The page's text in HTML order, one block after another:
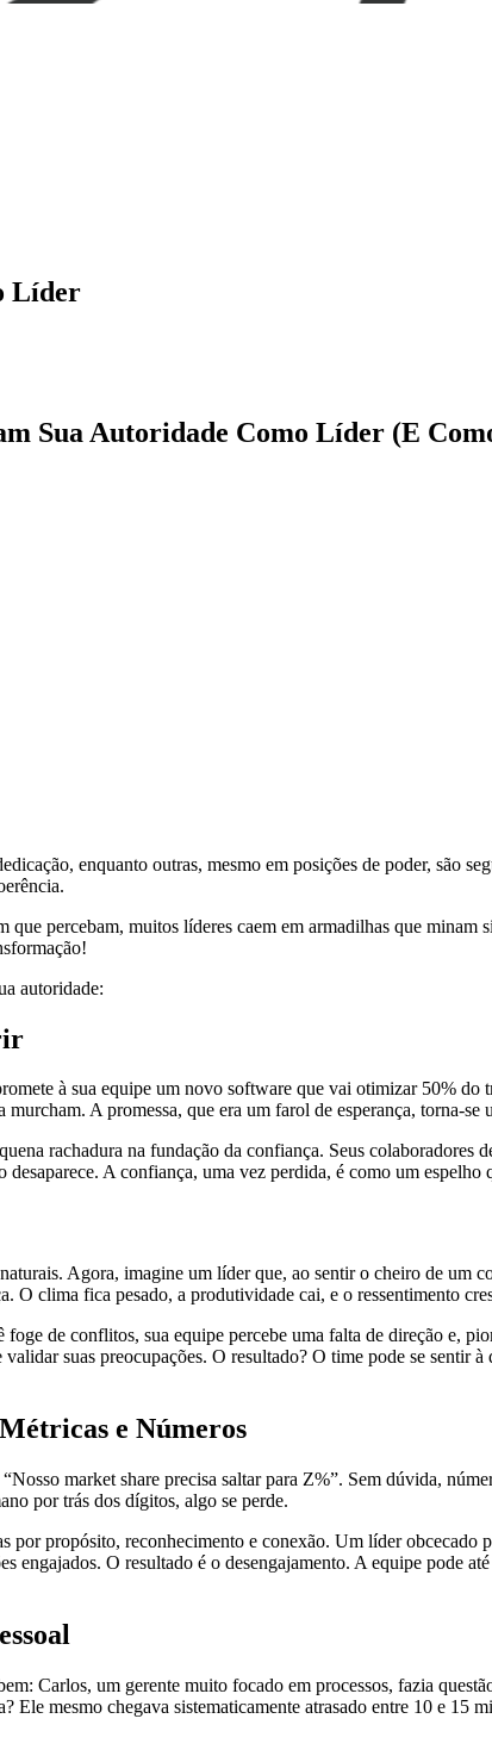
Líder
Sua Autoridade Como Líder (E
enquanto outras, mesmo em posições de poder, são
percebam, muitos líderes caem em armadilhas que
autoridade:
à sua equipe um novo software que vai otimizar 50% do
A promessa, que era um farol de esperança, torna-se
rachadura na fundação da confiança. Seus colaboradores
A confiança, uma vez perdida, é como um espelho
Agora, imagine um líder que, ao sentir o cheiro de um
O clima fica pesado, a produtividade cai, e o ressentimento
de conflitos, sua equipe percebe uma falta de direção e,
suas preocupações. O resultado? O time pode se
e Números
market share precisa saltar para Z%”. Sem dúvida,
por trás dos dígitos, algo se perde.
por propósito, reconhecimento e conexão. Um líder
engajados. O resultado é o desengajamento. A equipe pode
Carlos, um gerente muito focado em processos, fazia
mesmo chegava sistematicamente atrasado entre 10 e 15